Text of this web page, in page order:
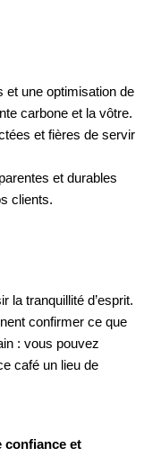
et une optimisation de
carbone et la vôtre.
et fières de servir
et durables
clients.
la tranquillité d’esprit.
confirmer ce que
: vous pouvez
café un lieu de
confiance et